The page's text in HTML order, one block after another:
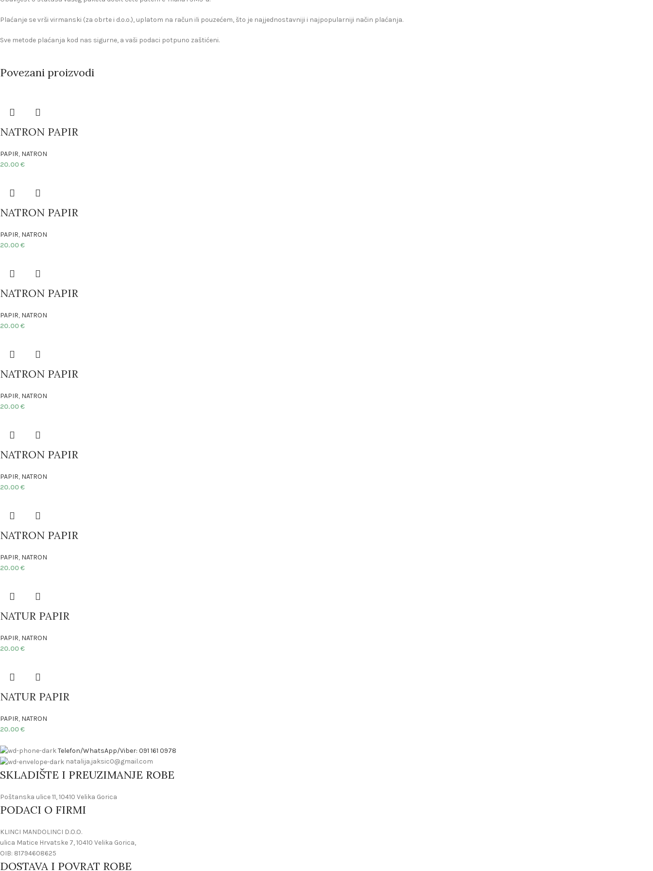
Plaćanje se vrši virmanski (za obrte i d.o.o.), uplatom na račun ili pouzećem, što je najjednostavniji i najpopularniji način plaćanja.
Sve metode plaćanja kod nas sigurne, a vaši podaci potpuno zaštićeni.
Povezani proizvodi
NATRON PAPIR
PAPIR, NATRON
20.00€
NATRON PAPIR
PAPIR, NATRON
20.00€
NATRON PAPIR
PAPIR, NATRON
20.00€
NATRON PAPIR
PAPIR, NATRON
20.00€
NATRON PAPIR
PAPIR, NATRON
20.00€
NATRON PAPIR
PAPIR, NATRON
20.00€
NATUR PAPIR
PAPIR, NATRON
20.00€
NATUR PAPIR
PAPIR, NATRON
20.00€
Telefon/WhatsApp/Viber: 091 161 0978
natalija.jaksic0@gmail.com
SKLADIŠTE I PREUZIMANJE ROBE
Poštanska ulice 11, 10410 Velika Gorica
PODACI O FIRMI
KLINCI MANDOLINCI D.O.O.
ulica Matice Hrvatske 7, 10410 Velika Gorica,
OIB: 81794608625
DOSTAVA I POVRAT ROBE